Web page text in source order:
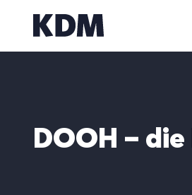
Inhalt
springen
DOOH – die